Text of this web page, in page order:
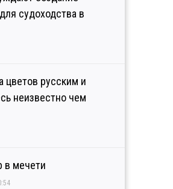
судоходства в
цветов русским и
неизвестно чем
в мечети